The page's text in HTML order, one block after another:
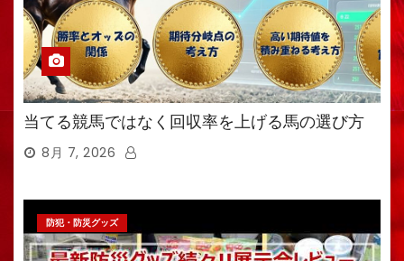
当てる競馬ではなく回収率を上げる馬の選び方
8月 7, 2026
防犯・防災グッズ